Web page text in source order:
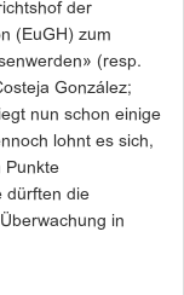
der
(EuGH) zum
(resp.
González;
nun schon einige
lohnt es sich,
Punkte
dürften die
in